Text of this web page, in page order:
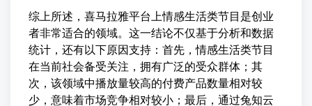
综上所述，喜马拉雅平台上情感生活类节目是创业
者非常适合的领域。这一结论不仅基于分析和数据
统计，还有以下原因支持：首先，情感生活类节目
在当前社会备受关注，拥有广泛的受众群体；其
次，该领域中播放量较高的付费产品数量相对较
少，意味着市场竞争相对较小；最后，通过兔知云